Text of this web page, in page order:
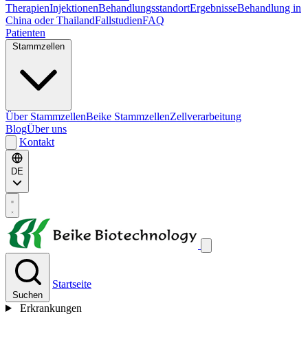
TherapienInjektionenBehandlungsstandortErgebnisseBehandlung in
China oder ThailandFallstudienFAQ
Patienten
Über StammzellenBeike StammzellenZellverarbeitung
BlogÜber uns
Kontakt
DE
Suchen
Startseite
Erkrankungen